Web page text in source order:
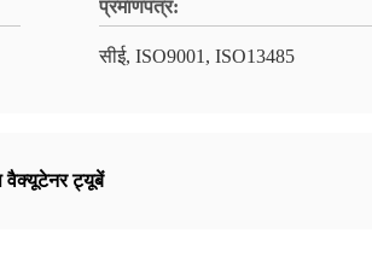
प्रमाणपत्र:
सीई, ISO9001, ISO13485
वैक्यूटेनर ट्यूबें